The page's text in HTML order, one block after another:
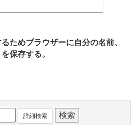
ためブラウザーに自分の名前、
保存する。
詳細検索